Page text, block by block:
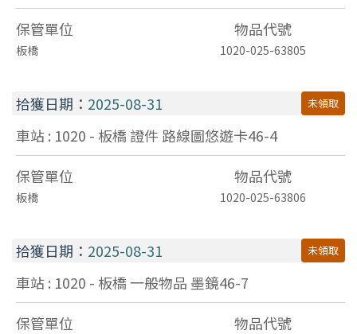
保管單位
物品代號
板橋 1020-025-63805
拾獲日期： 2025-08-31 未領取
車站 : 1020 - 板橋 證件 路線圖悠遊卡46-4
保管單位
物品代號
板橋 1020-025-63806
拾獲日期： 2025-08-31 未領取
車站 : 1020 - 板橋一般物品 墨鏡46-7
保管單位
物品代號